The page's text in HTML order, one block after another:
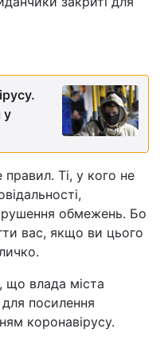
у
Ті, у кого не
обмежень. Бо
вас, якщо ви цього
що влада міста
для посилення
коронавірусу.